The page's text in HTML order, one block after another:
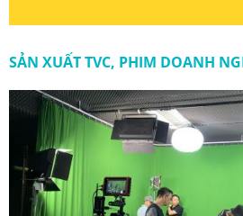
SẢN XUẤT TVC, PHIM DOANH